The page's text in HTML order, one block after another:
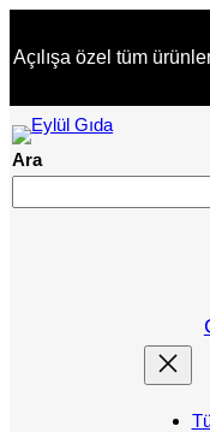
geç
Açılışa özel tüm
Ara